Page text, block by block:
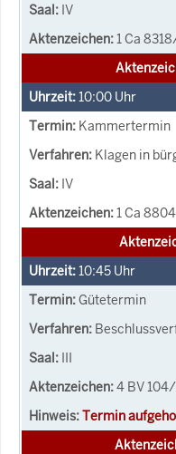
IV
1 Ca
10:00 Uhr
Kammertermin
Klagen in
IV
1 Ca
10:45 Uhr
Gütetermin
III
4 BV
Termin